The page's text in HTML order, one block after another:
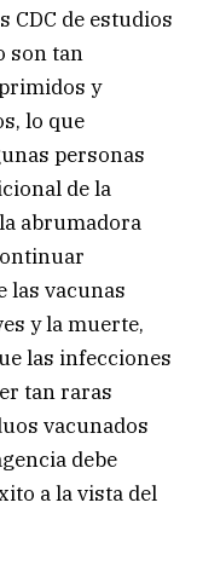
CDC de estudios
son tan
y
lo que
personas
de la
abrumadora
las vacunas
y la muerte,
las infecciones
tan raras
vacunados
debe
a la vista del